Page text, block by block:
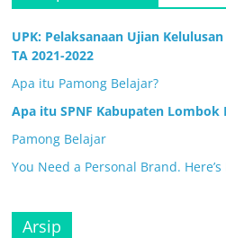
UPK: Pelaksanaan Ujian
TA 2021-2022
Apa itu Pamong Belajar?
Apa itu SPNF Kabupaten Lombok
Pamong Belajar
You Need a Personal Brand.
Arsip